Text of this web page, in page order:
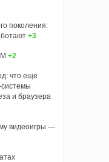
поколения:
+3
+2
что еще
и браузера
видеоигры —